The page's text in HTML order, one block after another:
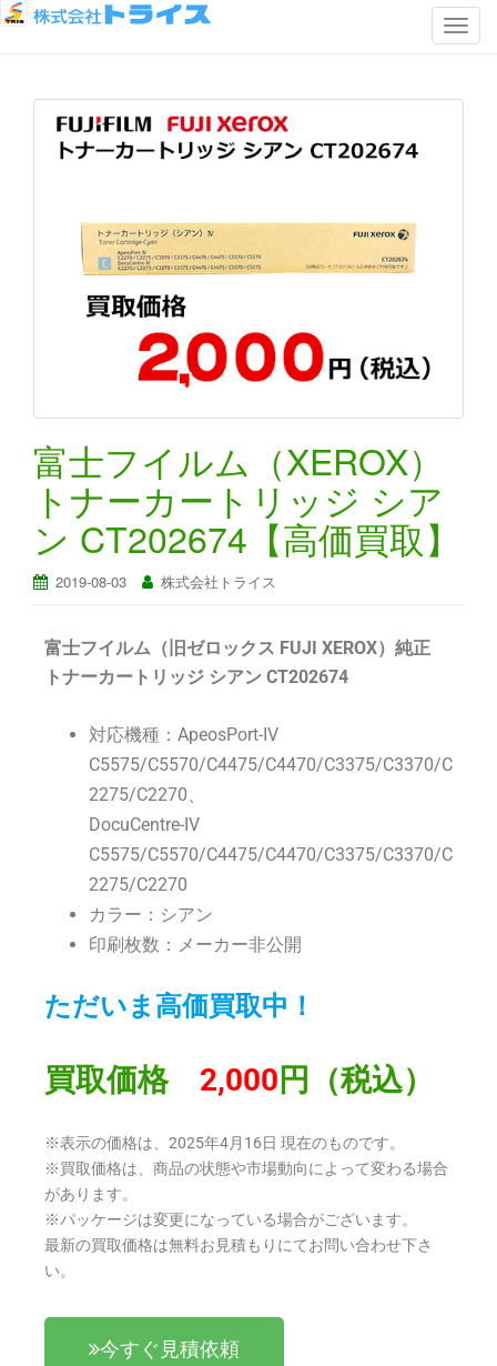
ナ
ー
富士フイルム（XEROX）
トナーカートリッジ シア
ン CT202674【高価買取】
2019-08-03 株式会社トライス
富士フイルム（旧ゼロックス FUJI XEROX）純正
トナーカートリッジ シアン CT202674
対応機種：ApeosPort-IV
C5575/C5570/C4475/C4470/C3375/C3370/C
2275/C2270、
DocuCentre-IV
C5575/C5570/C4475/C4470/C3375/C3370/C
2275/C2270
カラー：シアン
印刷枚数：メーカー非公開
ただいま高価買取中！
買取価格 2,000 円（税込）
※表示の価格は、2025年4月16日 現在のものです。
※買取価格は、商品の状態や市場動向によって変わる場合
があります。
※パッケージは変更になっている場合がございます。
最新の買取価格は無料お見積もりにてお問い合わせ下さ
い。
今すぐ見積依頼